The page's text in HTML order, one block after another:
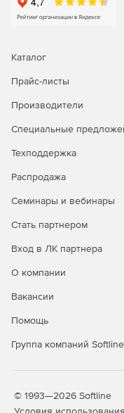
Каталог
Прайс-листы
Производители
Специальные
Техподдержка
Распродажа
Семинары и вебинары
Стать партнером
Вход в ЛК партнера
О компании
Вакансии
Помощь
Группа компаний Softline
© 1993—2026 Softline